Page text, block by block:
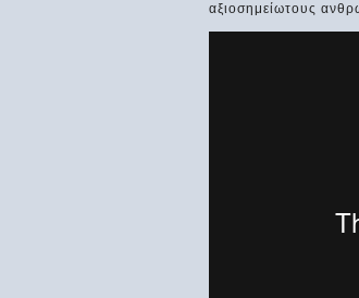
αξιοσημείωτους